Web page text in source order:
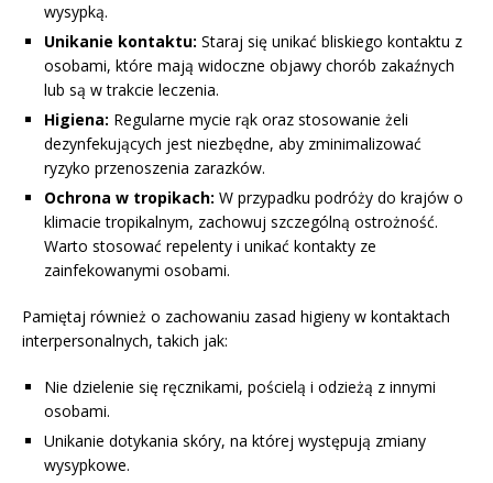
wysypką.
Unikanie kontaktu: Staraj się unikać bliskiego kontaktu z
osobami, które mają widoczne objawy chorób zakaźnych
lub są w trakcie leczenia.
Higiena: Regularne mycie rąk oraz stosowanie żeli
dezynfekujących jest niezbędne, aby zminimalizować
ryzyko przenoszenia zarazków.
Ochrona w tropikach: W przypadku podróży do krajów o
klimacie tropikalnym, zachowuj szczególną ostrożność.
Warto stosować repelenty i unikać kontakty ze
zainfekowanymi osobami.
Pamiętaj również o zachowaniu zasad higieny w kontaktach
interpersonalnych, takich jak:
Nie dzielenie się ręcznikami, pościelą i odzieżą z innymi
osobami.
Unikanie dotykania skóry, na której występują zmiany
wysypkowe.